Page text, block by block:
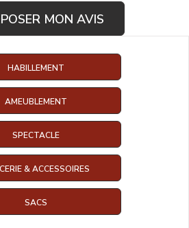
MON AVIS
HABILLEMENT
AMEUBLEMENT
SPECTACLE
& ACCESSOIRES
SACS